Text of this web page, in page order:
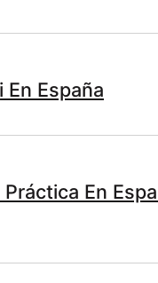
España
En